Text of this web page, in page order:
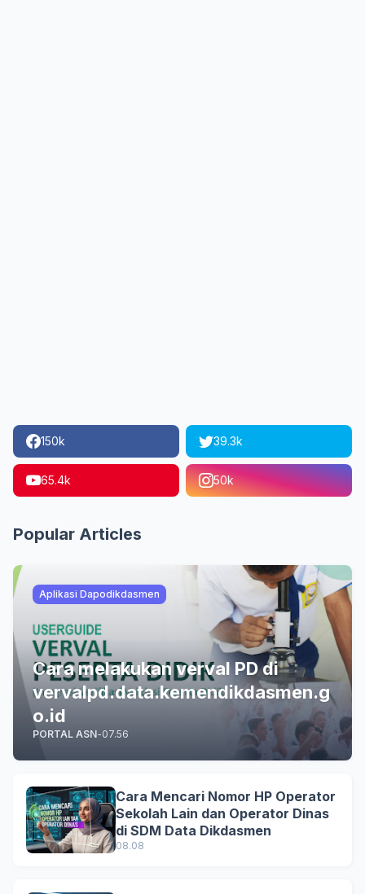
150k 39.3k
65.4k 50k
Popular Articles
Aplikasi Dapodikdasmen
Cara melakukan verval PD di
vervalpd.data.kemendikdasmen.g
o.id
PORTAL ASN-07.56
Cara Mencari Nomor HP Operator
Sekolah Lain dan Operator Dinas
di SDM Data Dikdasmen
08.08